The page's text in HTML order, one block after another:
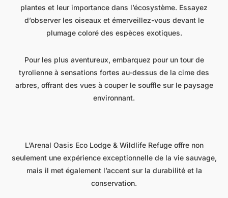
plantes et leur importance dans l’écosystème. Essayez
d’observer les oiseaux et émerveillez-vous devant le
plumage coloré des espèces exotiques.
Pour les plus aventureux, embarquez pour un tour de
tyrolienne à sensations fortes au-dessus de la cime des
arbres, offrant des vues à couper le souffle sur le paysage
environnant.
L’Arenal Oasis Eco Lodge & Wildlife Refuge offre non
seulement une expérience exceptionnelle de la vie sauvage,
mais il met également l’accent sur la durabilité et la
conservation.